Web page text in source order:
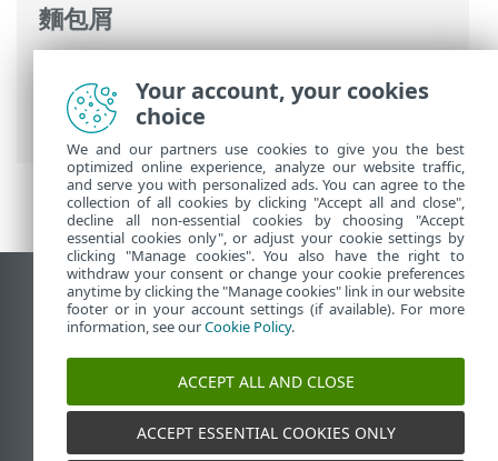
麵包屑
ESET PROTECT>ESET PROTECT 主功能表>
其他>存取權限>
檢視桌面網站
End of Life
ESET 知識庫
ESET Status Portal
Your account, your cookies
choice
We and our partners use cookies to give you the best
optimized online experience, analyze our website traffic,
and serve you with personalized ads. You can agree to the
collection of all cookies by clicking "Accept all and close",
decline all non-essential cookies by choosing "Accept
essential cookies only", or adjust your cookie settings by
clicking "Manage cookies". You also have the right to
withdraw your consent or change your cookie preferences
anytime by clicking the "Manage cookies" link in our website
footer or in your account settings (if available). For more
information, see ourCookie Policy.
ACCEPT ALL AND CLOSE
ACCEPT ESSENTIAL COOKIES ONLY